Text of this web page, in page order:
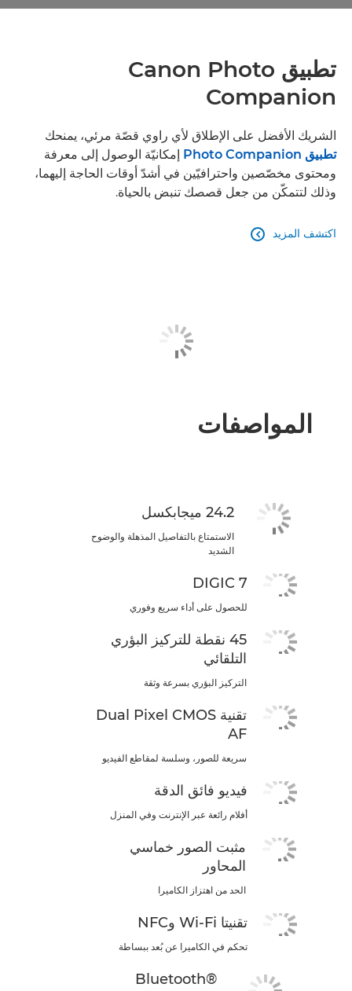
تطبيق Canon Photo
Companion
الشريك الأفضل على الإطلاق لأي راوي قصّة مرئي، يمنحك
تطبيق Photo Companion
إمكانيّة الوصول إلى معرفة
ومحتوى مخصّصين واحترافيّين في أشدّ أوقات الحاجة إليهما،
وذلك لتتمكّن من جعل قصصك تنبض بالحياة.
اكتشف المزيد 
المواصفات
24.2 ميجابكسل
الاستمتاع بالتفاصيل المذهلة والوضوح
الشديد
DIGIC 7
للحصول على أداء سريع وفوري
45 نقطة للتركيز البؤري
التلقائي
التركيز البؤري بسرعة وثقة
تقنية Dual Pixel CMOS
AF
سريعة للصور، وسلسة لمقاطع الفيديو
فيديو فائق الدقة
أفلام رائعة عبر الإنترنت وفي المنزل
مثبت الصور خماسي
المحاور
الحد من اهتزاز الكاميرا
تقنيتا Wi-Fi وNFC
تحكم في الكاميرا عن بُعد ببساطة
Bluetooth®‎